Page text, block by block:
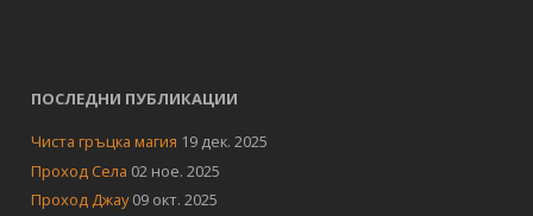
ПОСЛЕДНИ ПУБЛИКАЦИИ
Чиста гръцка магия 19 дек. 2025
Проход Села 02 ное. 2025
Проход Джау 09 окт. 2025